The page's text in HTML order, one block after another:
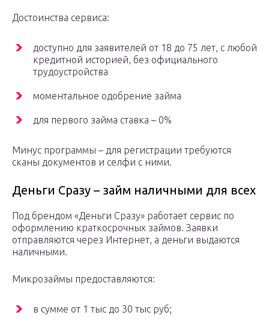
Достоинства сервиса:
доступно для заявителей от 18 до 75 лет, с любой
кредитной историей, без официального
трудоустройства
моментальное одобрение займа
для первого займа ставка – 0%
Минус программы – для регистрации требуются
сканы документов и селфи с ними.
Деньги Сразу – займ наличными для всех
Под брендом «Деньги Сразу» работает сервис по
оформлению краткосрочных займов. Заявки
отправляются через Интернет, а деньги выдаются
наличными.
Микрозаймы предоставляются:
в сумме от 1 тыс до 30 тыс руб;